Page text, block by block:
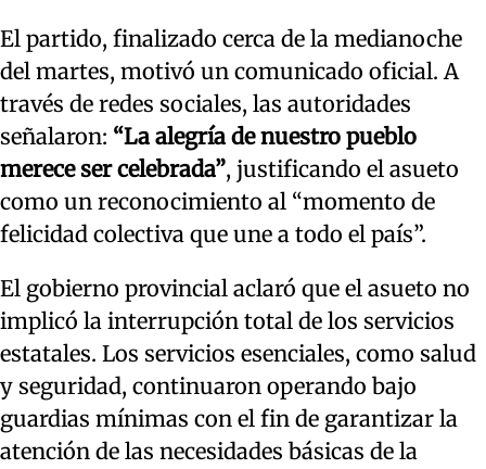
El partido, finalizado cerca de la medianoche
del martes, motivó un comunicado oficial. A
través de redes sociales, las autoridades
señalaron: “La alegría de nuestro pueblo
merece ser celebrada”, justificando el asueto
como un reconocimiento al “momento de
felicidad colectiva que une a todo el país”.
El gobierno provincial aclaró que el asueto no
implicó la interrupción total de los servicios
estatales. Los servicios esenciales, como salud
y seguridad, continuaron operando bajo
guardias mínimas con el fin de garantizar la
atención de las necesidades básicas de la